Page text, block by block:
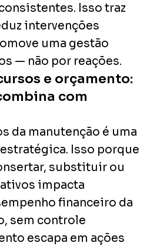
Isso traz
intervenções
uma gestão
— não por reações.
e orçamento:
com
da manutenção é uma
Isso porque
substituir ou
impacta
financeiro da
sem controle
escapa em ações